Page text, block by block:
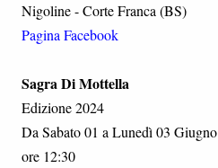
Nigoline - Corte Franca (BS)
Pagina Facebook
Sagra Di Mottella
Edizione 2024
Da Sabato 01 a Lunedì 03
ore 12:30